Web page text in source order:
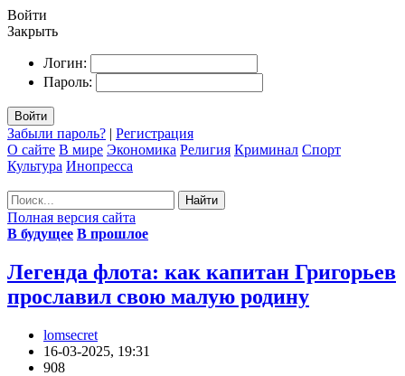
Войти
Закрыть
Логин:
Пароль:
Войти
Забыли пароль? | Регистрация
О сайте В мире Экономика Религия Криминал Спорт
Культура Инопресса
Найти
Полная версия сайта
В будущее В прошлое
Легенда флота: как капитан Григорьев
прославил свою малую родину
lomsecret
16-03-2025, 19:31
908